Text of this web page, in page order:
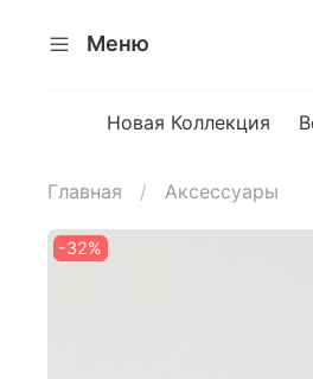
Меню
Новая Коллекция
Главная Аксессуары
-32%